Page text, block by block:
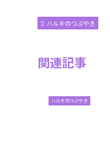
ハルキのつぶやき
関連記事
ハルキのつぶやき